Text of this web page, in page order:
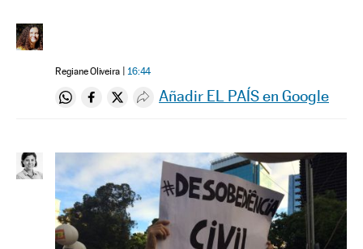
Regiane Oliveira 16:44
Compartir en Whatsapp
Compartir en Facebook
Compartir en Twitter
Desplegar Redes Sociales
Añadir EL PAÍS en Google